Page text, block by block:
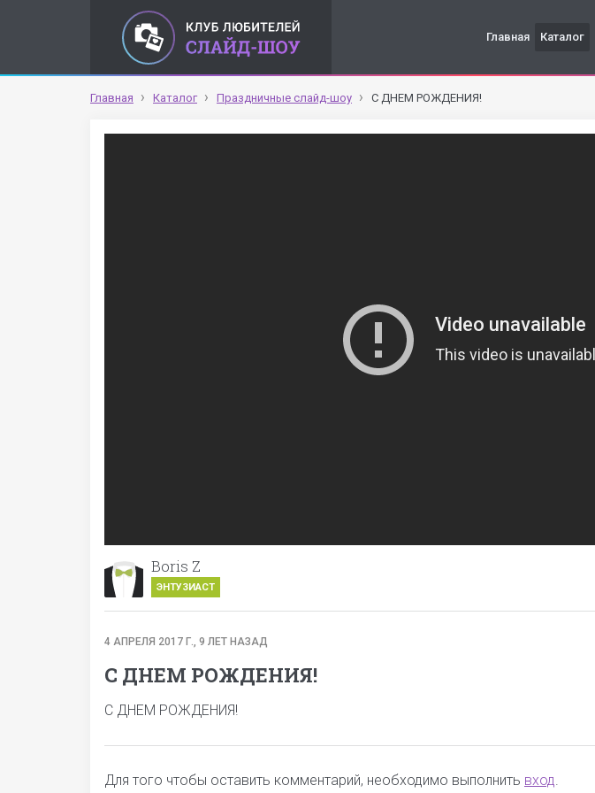
Главная Каталог
Главная Каталог Праздничные слайд-шоу С ДНЕМ РОЖДЕНИЯ!
Boris Z
ЭНТУЗИАСТ
4 АПРЕЛЯ 2017 Г., 9 ЛЕТ НАЗАД
С ДНЕМ РОЖДЕНИЯ!
С ДНЕМ РОЖДЕНИЯ!
Для того чтобы оставить комментарий, необходимо выполнить вход.